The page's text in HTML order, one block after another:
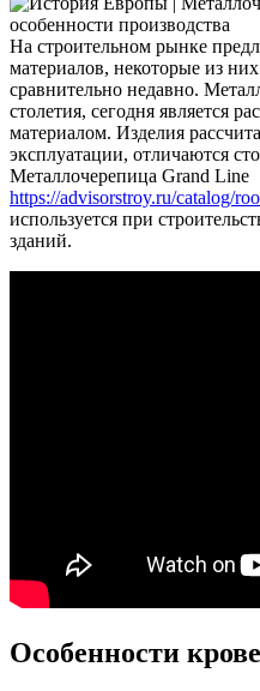
На строительном рынке
материалов, некоторые из
сравнительно недавно.
столетия, сегодня является
материалом. Изделия
эксплуатации, отличаются
Металлочерепица Grand Line
https://advisorstroy.ru/catalog/
используется при
зданий.
Особенности